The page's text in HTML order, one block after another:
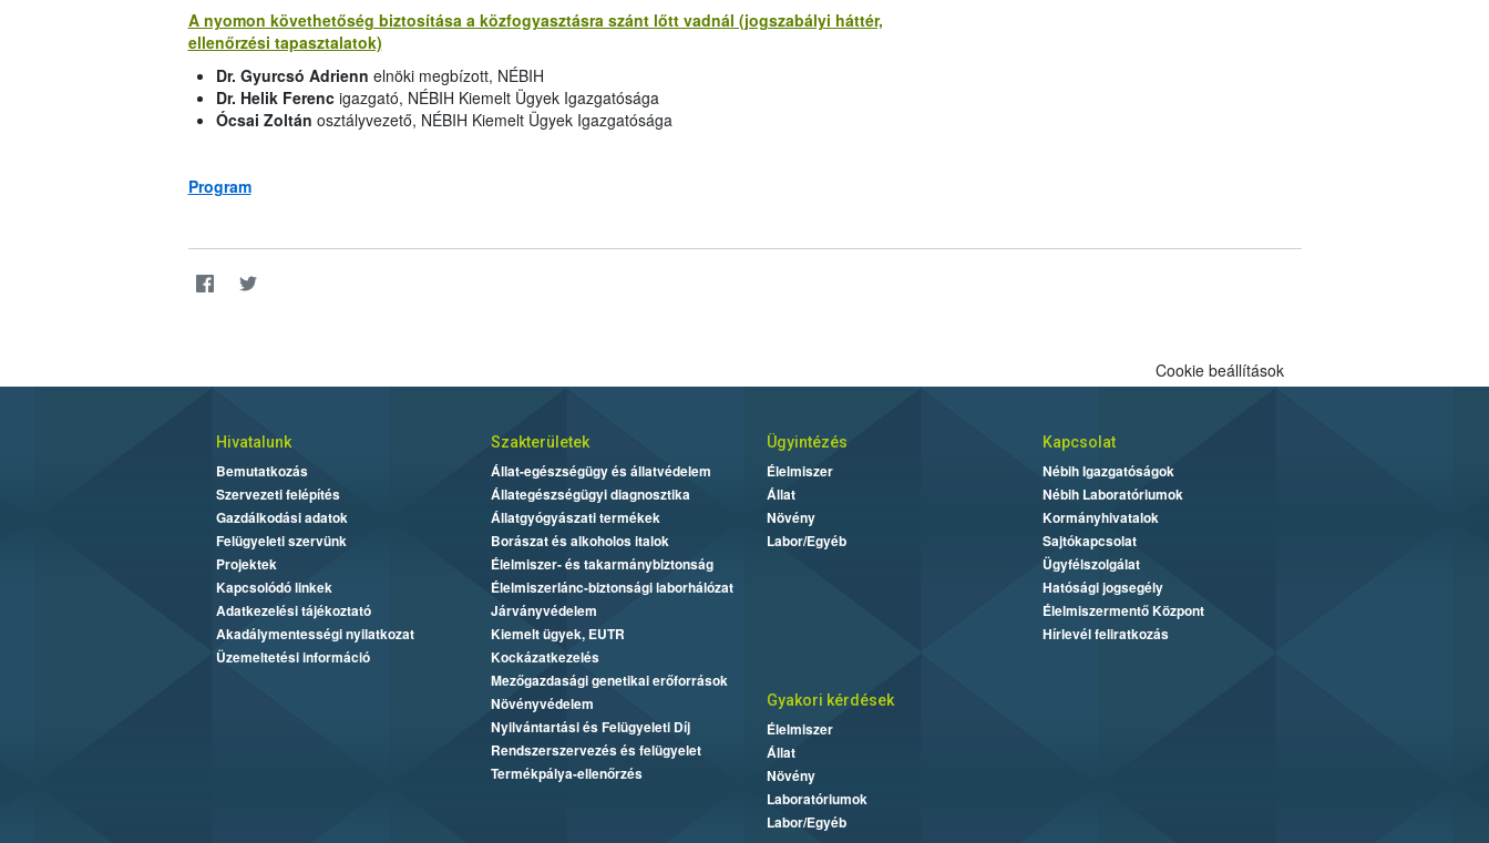
A nyomon követhetőség biztosítása a közfogyasztásra szánt lőtt vadnál (jogszabályi háttér,
ellenőrzési tapasztalatok)
Dr. Gyurcsó Adrienn elnöki megbízott, NÉBIH
Dr. Helik Ferencigazgató, NÉBIH Kiemelt Ügyek Igazgatósága
Ócsai Zoltán osztályvezető, NÉBIH Kiemelt Ügyek Igazgatósága
Program
Cookie beállítások
Hivatalunk
Bemutatkozás
Szervezeti felépítés
Gazdálkodási adatok
Felügyeleti szervünk
Projektek
Kapcsolódó linkek
Adatkezelési tájékoztató
Akadálymentességi nyilatkozat
Üzemeltetési információ
Szakterületek
Állat-egészségügy és állatvédelem
Állategészségügyi diagnosztika
Állatgyógyászati termékek
Borászat és alkoholos italok
Élelmiszer- és takarmánybiztonság
Élelmiszerlánc-biztonsági laborhálózat
Járványvédelem
Kiemelt ügyek, EUTR
Kockázatkezelés
Mezőgazdasági genetikai erőforrások
Növényvédelem
Nyilvántartási és Felügyeleti Díj
Rendszerszervezés és felügyelet
Termékpálya-ellenőrzés
Ügyintézés
Élelmiszer
Állat
Növény
Labor/Egyéb
Kapcsolat
Nébih Igazgatóságok
Nébih Laboratóriumok
Kormányhivatalok
Sajtókapcsolat
Ügyfélszolgálat
Hatósági jogsegély
Élelmiszermentő Központ
Hírlevél feliratkozás
Gyakori kérdések
Élelmiszer
Állat
Növény
Laboratóriumok
Labor/Egyéb